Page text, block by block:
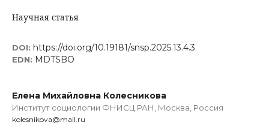
Научная статья
DOI: https://doi.org/10.19181/snsp.2025.13.4.3
EDN: MDTSBO
Елена Михайловна Колесникова
Институт социологии ФНИСЦ РАН, Москва, Россия
kolesnikova@mail.ru